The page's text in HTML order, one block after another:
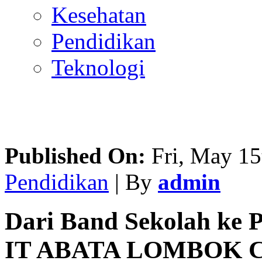
Kesehatan
Pendidikan
Teknologi
Published On: Fri, May
Pendidikan | By admin
Dari Band Sekolah ke
IT ABATA LOMBOK